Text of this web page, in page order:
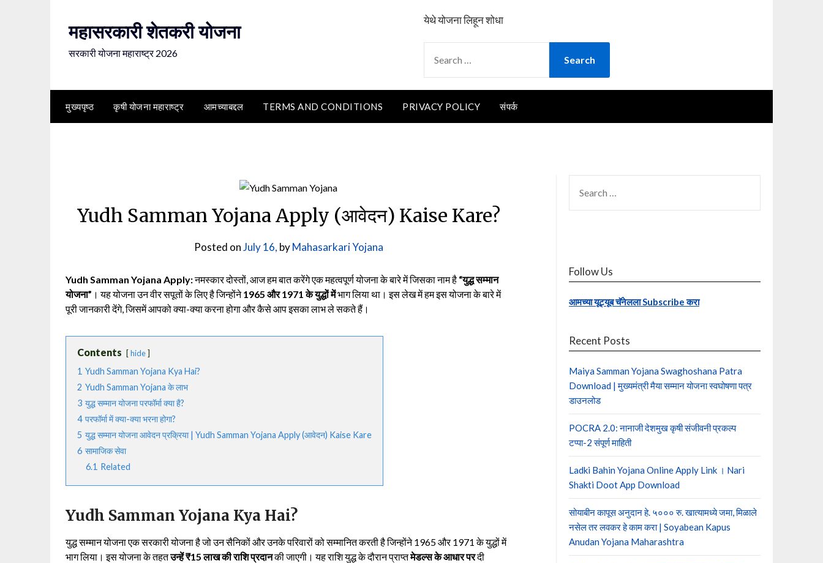
महासरकारी शेतकरी योजना
सरकारी योजना महाराष्ट्र 2026
येथे योजना लिहून शोधा
FOR:
मुख्यपृष्ठ कृषी योजना महाराष्ट्र आमच्याबद्दल TERMS AND CONDITIONS PRIVACY POLICY संपर्क
Yudh Samman Yojana Apply (आवेदन) Kaise Kare?
Posted onJuly 16, byMahasarkari Yojana
Yudh Samman Yojana Apply:नमस्कार दोस्तों, आज हम बात करेंगे एक महत्वपूर्ण योजना के बारे में जिसका नाम है “युद्ध सम्मान
योजना” । यह योजना उन वीर सपूतों के लिए है जिन्होंने1965 और 1971 के युद्धों मेंभाग लिया था। इस लेख में हम इस योजना के बारे में
पूरी जानकारी देंगे, जिसमें आपको क्या-क्या करना होगा और कैसे आप इसका लाभ ले सकते हैं।
Contents hide
1 Yudh Samman Yojana Kya Hai?
2 Yudh Samman Yojana के लाभ
3 युद्ध सम्मान योजना परफॉर्मा क्या है?
4 परफॉर्मा में क्या-क्या भरना होगा?
5 युद्ध सम्मान योजना आवेदन प्रक्रिया | Yudh Samman Yojana Apply (आवेदन) Kaise Kare
6 सामाजिक सेवा
6.1 Related
Yudh Samman Yojana Kya Hai?
युद्ध सम्मान योजना एक सरकारी योजना है जो उन सैनिकों और उनके परिवारों को सम्मानित करती है जिन्होंने 1965 और 1971 के युद्धों में
भाग लिया। इस योजना के तहतउन्हें ₹15 लाख की राशि प्रदानकी जाएगी। यह राशि युद्ध के दौरान प्राप्तमेडल्स के आधार परदी
FOR:
Follow Us
आमच्या यूट्यूब चॅनेलला Subscribe करा
Recent Posts
Maiya Samman Yojana Swaghoshana Patra
Download | मुख्यमंत्री मैया सम्मान योजना स्वघोषणा पत्र
डाउनलोड
POCRA 2.0: नानाजी देशमुख कृषी संजीवनी प्रकल्प
टप्पा-2 संपूर्ण माहिती
Ladki Bahin Yojana Online Apply Link । Nari
Shakti Doot App Download
सोयाबीन कापूस अनुदान हे. ५००० रु. खात्यामध्ये जमा, मिळाले
नसेल तर लवकर हे काम करा | Soyabean Kapus
Anudan Yojana Maharashtra